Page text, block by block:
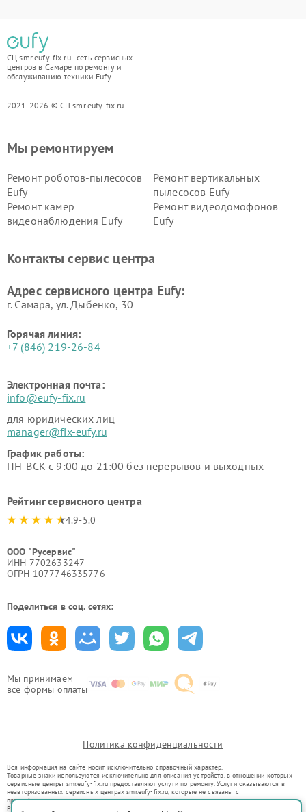
СЦ smr.eufy-fix.ru - сеть сервисных
центров в Самаре по ремонту и
обслуживанию техники Eufy
2021-2026 © СЦ smr.eufy-fix.ru
Мы принимаем
все формы оплаты
Мы ремонтируем
Ремонт роботов-пылесосов
Eufy
Ремонт вертикальных
пылесосов Eufy
Ремонт камер
видеонаблюдения Eufy
Ремонт видеодомофонов
Eufy
Контакты сервис центра
Адрес сервисного центра Eufy:
г. Самара, ул. Дыбенко, 30
Горячая линия:
+7 (846) 219-26-84
Электронная почта:
info@eufy-fix.ru
для юридических лиц
manager@fix-eufy.ru
График работы:
ПН-ВСК с 9:00 до 21:00 без перерывов и выходных
Рейтинг сервисного центра
4.9-5.0
ООО "Русервис"
ИНН 7702633247
ОГРН 1077746335776
Поделиться в соц. сетях:
Политика конфиденциальности
Вся информация на сайте носит исключительно справочный характер.
Товарные знаки используются исключительно для описания устройств, в отношении которых
сервисные центры smr.eufy-fix.ru предоставляют услуги по ремонту. Услуги оказываются в
неавторизованных сервисных центрах smr.eufy-fix.ru, которые не связаны с
правообладателями товарных знаков или их официальными представителями.
Ремонт осуществляется для устройств, уже введенных в гражданский оборот в соответствии